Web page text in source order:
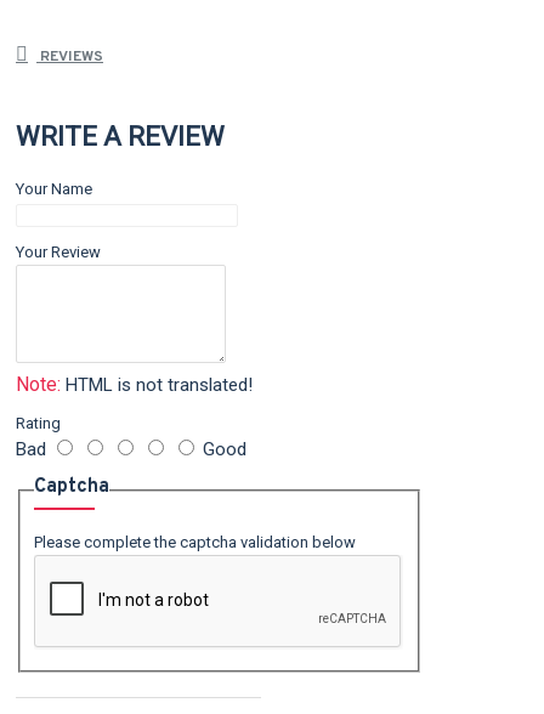
REVIEWS
WRITE A REVIEW
Your Name
Your Review
Note: HTML is not translated!
Rating
Bad Good
Captcha
Please complete the captcha validation below